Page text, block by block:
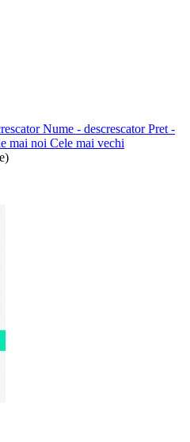
Nume - descrescatorPret -
mai noi Cele mai vechi